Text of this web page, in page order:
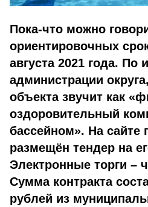
Пока-что можно
ориентировочных
августа 2021 года. По
администрации
объекта звучит как
оздоровительный
бассейном». На сайте
размещён тендер на
Электронные торги –
Сумма контракта
рублей из